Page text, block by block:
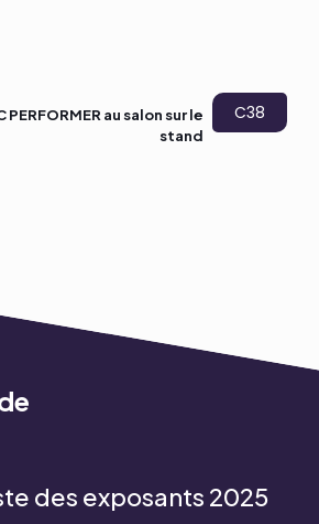
au salon sur le
stand
C38
des exposants 2025